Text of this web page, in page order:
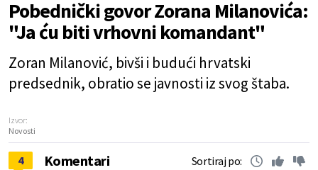
Pobednički govor Zorana Milanovića:
"Ja ću biti vrhovni komandant"
Zoran Milanović, bivši i budući hrvatski
predsednik, obratio se javnosti iz svog štaba.
Izvor:
Novosti
4 Komentari Sortiraj po: